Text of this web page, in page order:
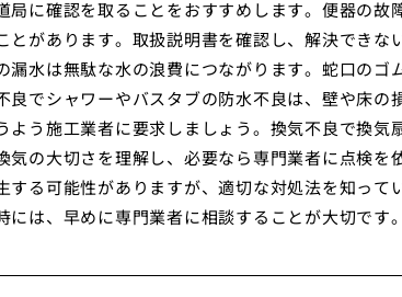
局に確認を取ることをおすすめします。便器の故
とがあります。取扱説明書を確認し、解決できな
漏水は無駄な水の浪費につながります。蛇口のゴ
良でシャワーやバスタブの防水不良は、壁や床の
う施工業者に要求しましょう。換気不良で換気
気の大切さを理解し、必要なら専門業者に点検を
する可能性がありますが、適切な対処法を知って
は、早めに専門業者に相談することが大切です。